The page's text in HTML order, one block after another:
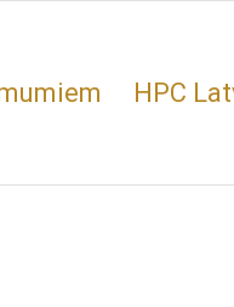
HPC